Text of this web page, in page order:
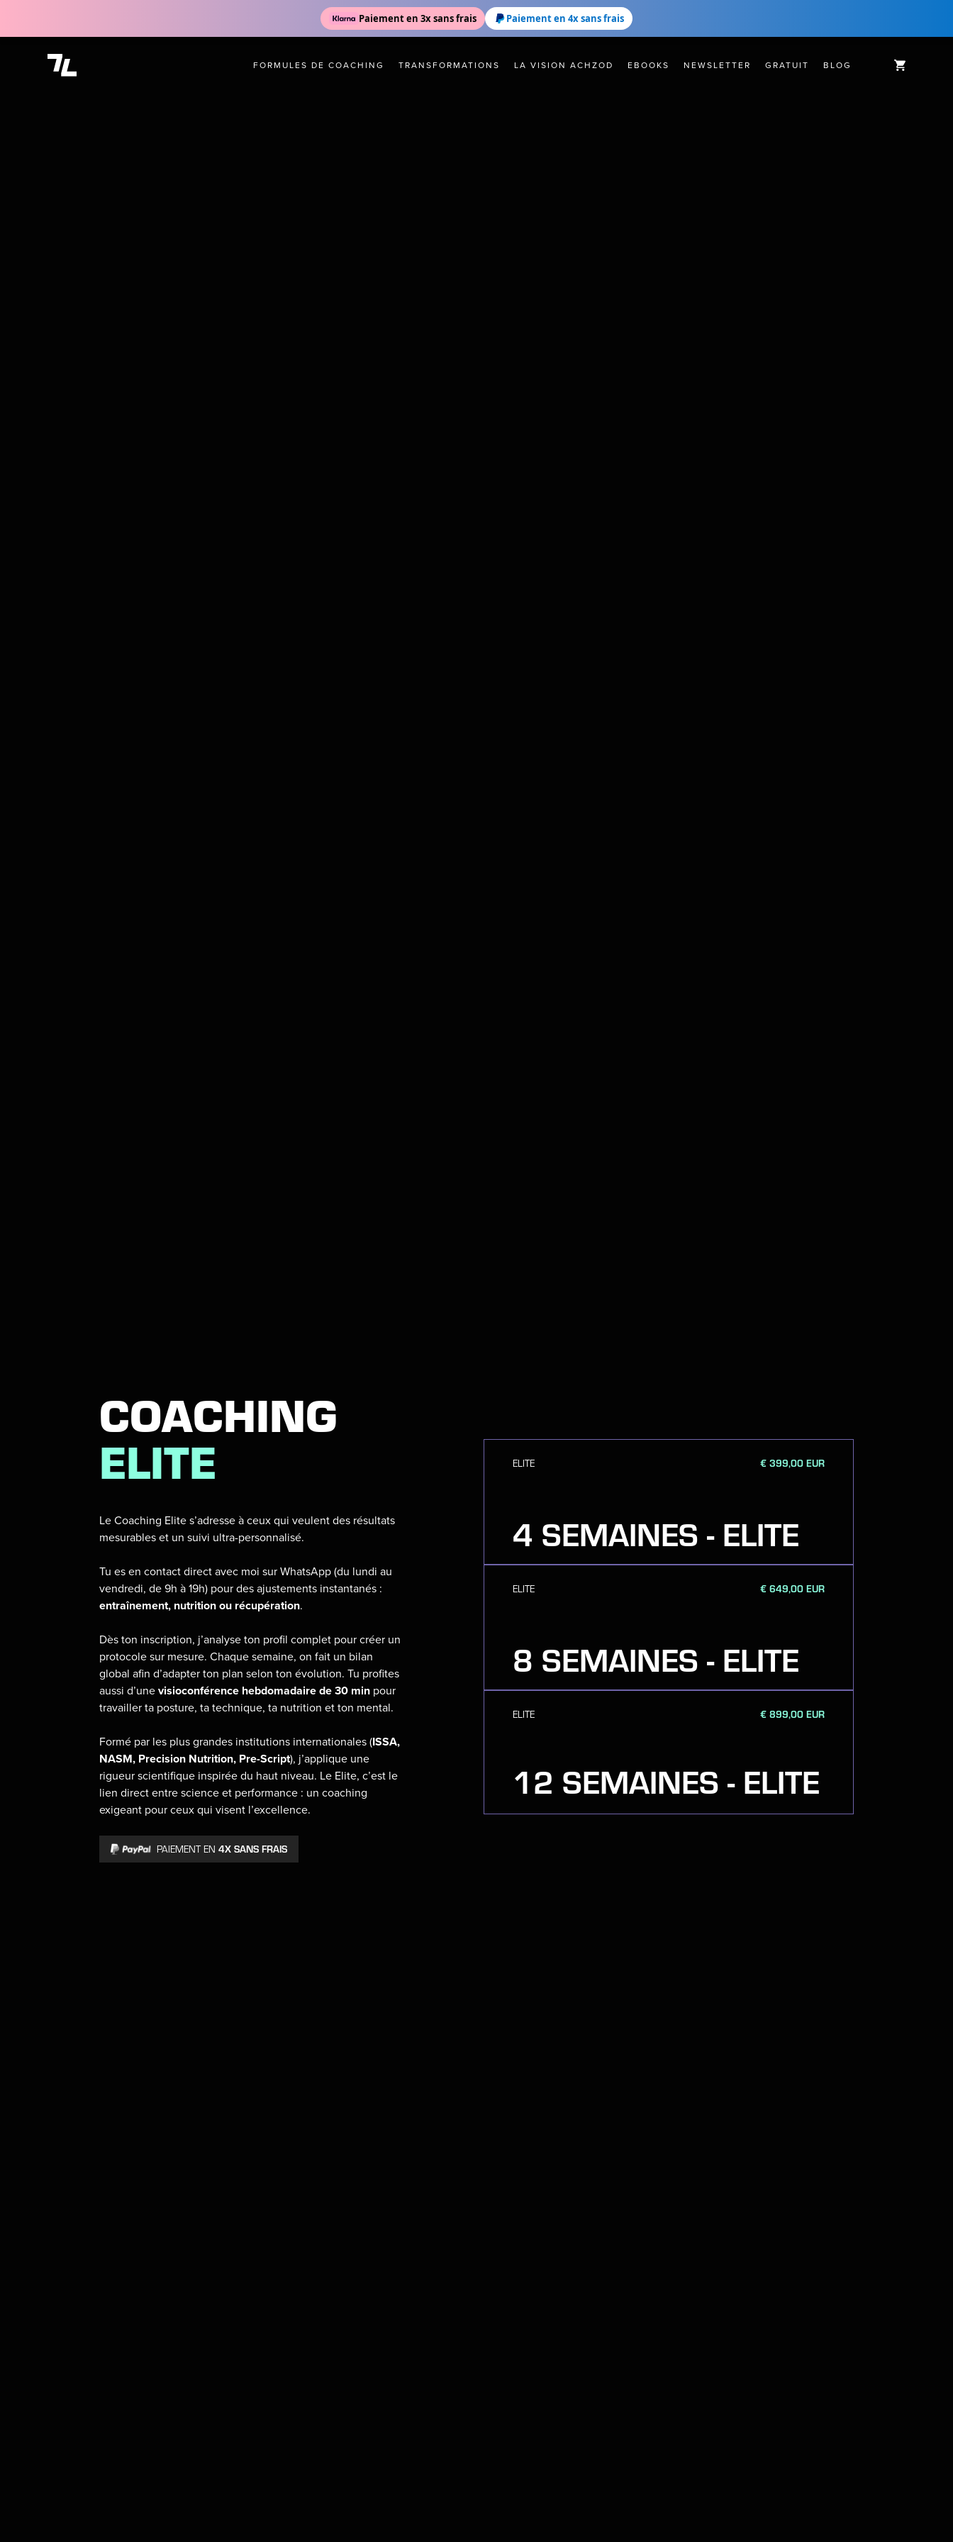
FORMULES DE COACHING TRANSFORMATIONS LA VISION ACHZOD EBOOKS NEWSLETTER GRATUIT BLOG
COACHING
ELITE
Le Coaching Elite s’adresse à ceux qui veulent des résultats
mesurables et un suivi ultra-personnalisé.
Tu es en contact direct avec moi sur WhatsApp (du lundi au
vendredi, de 9h à 19h) pour des ajustements instantanés :
entraînement, nutrition ou récupération.
Dès ton inscription, j’analyse ton profil complet pour créer un
protocole sur mesure. Chaque semaine, on fait un bilan
global afin d’adapter ton plan selon ton évolution. Tu profites
aussi d’une visioconférence hebdomadaire de 30 min pour
travailler ta posture, ta technique, ta nutrition et ton mental.
Formé par les plus grandes institutions internationales (ISSA,
NASM, Precision Nutrition, Pre-Script), j’applique une
rigueur scientifique inspirée du haut niveau. Le Elite, c’est le
lien direct entre science et performance : un coaching
exigeant pour ceux qui visent l’excellence.
PAIEMENT EN 4X SANS FRAIS
ELITE € 399,00 EUR
4 SEMAINES - ELITE
4
ELITE € 649,00 EUR
8 SEMAINES - ELITE
8
ELITE € 899,00 EUR
12 SEMAINES - ELITE
12
Paiement en 3x sans frais Paiement en 4x sans frais